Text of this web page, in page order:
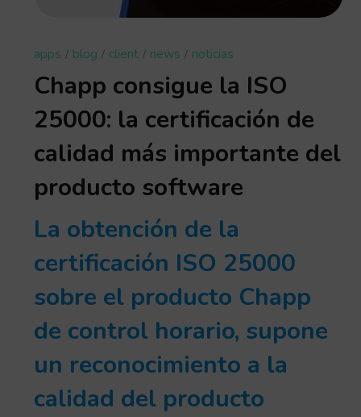
apps blog client news noticias
Chapp consigue la ISO
25000: la certificación de
calidad más importante del
producto software
La obtención de la
certificación ISO 25000
sobre el producto Chapp
de control horario, supone
un reconocimiento a la
calidad del producto